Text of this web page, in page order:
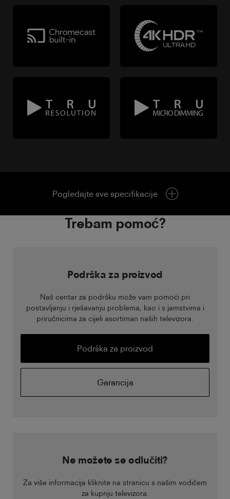
Pogledajte sve specifikacije
Trebam pomoć?
Podrška za proizvod
Naš centar za podršku može vam pomoći pri
postavljanju i rješavanju problema, kao i s jamstvima i
priručnicima za cijeli asortiman naših televizora.
Podrška za proizvod
Garancija
Ne možete se odlučiti?
Za više informacija kliknite na stranicu s našim vodičem
za kupnju televizora.